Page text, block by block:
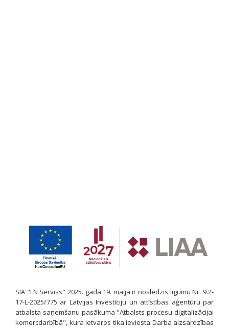
SIA "FN Serviss" 2025. gada 19. maijā ir noslēdzis līgumu Nr. 9.2-
17-L-2025/775 ar Latvijas Investīciju un attīstības aģentūru par
atbalsta saņemšanu pasākuma "Atbalsts procesu digitalizācijai
komercdarbībā", kura ietvaros tika ieviesta Darba aizsardzības